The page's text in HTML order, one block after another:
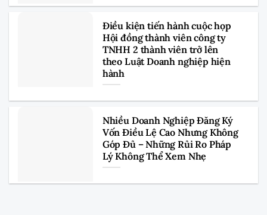
Điều kiện tiến hành cuộc họp
Hội đồng thành viên công ty
TNHH 2 thành viên trở lên
theo Luật Doanh nghiệp hiện
hành
Nhiều Doanh Nghiệp Đăng Ký
Vốn Điều Lệ Cao Nhưng Không
Góp Đủ – Những Rủi Ro Pháp
Lý Không Thể Xem Nhẹ